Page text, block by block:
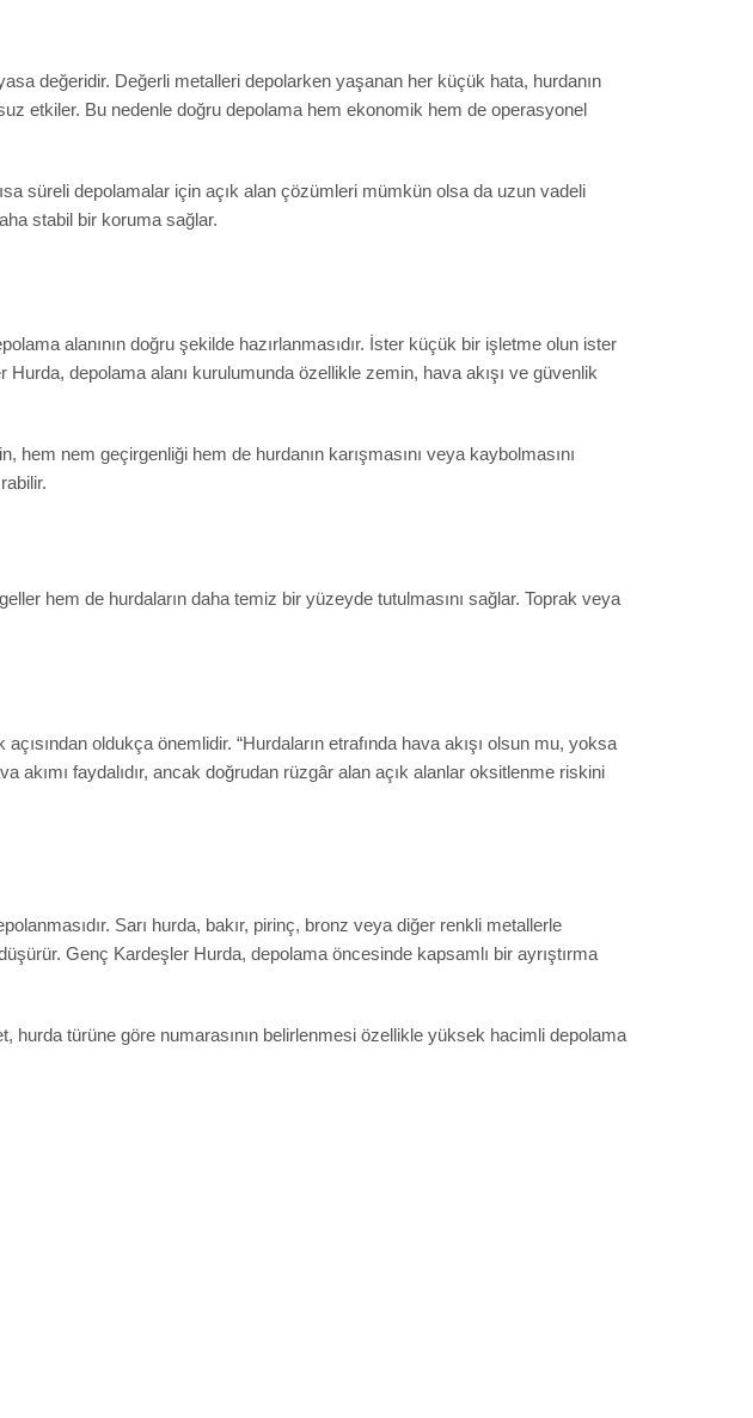
değeridir. Değerli metalleri depolarken yaşanan her küçük hata, hurdanın
etkiler. Bu nedenle doğru depolama hem ekonomik hem de operasyonel
süreli depolamalar için açık alan çözümleri mümkün olsa da uzun vadeli
stabil bir koruma sağlar.
alanının doğru şekilde hazırlanmasıdır. İster küçük bir işletme olun ister
depolama alanı kurulumunda özellikle zemin, hava akışı ve güvenlik
hem nem geçirgenliği hem de hurdanın karışmasını veya kaybolmasını
hem de hurdaların daha temiz bir yüzeyde tutulmasını sağlar. Toprak veya
oldukça önemlidir. “Hurdaların etrafında hava akışı olsun mu, yoksa
akımı faydalıdır, ancak doğrudan rüzgâr alan açık alanlar oksitlenme riskini
Sarı hurda, bakır, pirinç, bronz veya diğer renkli metallerle
Genç Kardeşler Hurda, depolama öncesinde kapsamlı bir ayrıştırma
hurda türüne göre numarasının belirlenmesi özellikle yüksek hacimli depolama